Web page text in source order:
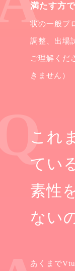
満たす方
状の一般プ
調整、出場
ご理解くだ
きません）
これ
てい
素性
ない
あくまで